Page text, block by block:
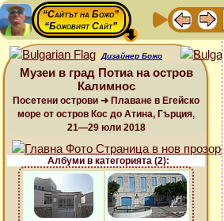
“Сайтът на Божо”
“Божовият Сайт”
Дизайнер Божо
Музеи в град Потиа на остров
Калимнос
Посетени острови ➜ Плаване в Егейско
море от остров Кос до Атина, Гърция,
21—29 юли 2018
Албуми в категорията (2):